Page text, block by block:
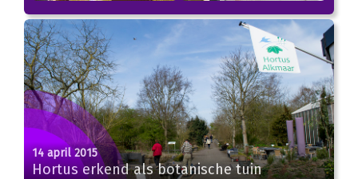
14 april 2015
Hortus erkend als botanische tuin